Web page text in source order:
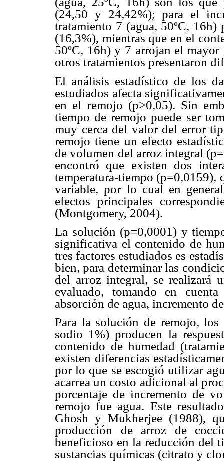
(24,50 y 24,42%); para el
tratamiento 7 (agua, 50ºC,
(16,3%), mientras que en el
50ºC, 16h) y 7 arrojan el
otros tratamientos presentaron
El análisis estadístico de los
estudiados afecta
en el remojo (p>0,05). Sin
tiempo de remojo puede ser
muy cerca del valor del error
remojo tiene un efecto
de volumen del arroz integral
encontró que existen dos
temperatura-tiempo (p=0,0159),
variable, por lo cual en
efectos principales
(Montgomery, 2004).
La solución (p=0,0001) y
significativa el contenido de
tres factores estudiados es
bien, para determinar las
del arroz integral, se realizará
evaluado, tomando en
absorción de agua, incremento
Para la solución de remojo,
sodio 1%) producen la
contenido de humedad
existen diferencias
por lo que se escogió utilizar
acarrea un costo adicional al
porcentaje de incremento de
remojo fue agua. Este
Ghosh y Mukherjee (1988),
producción de arroz de
beneficioso en la reducción del
sustancias químicas (citrato y